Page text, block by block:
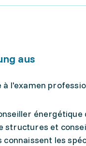
aus
l'examen
structures et
connaissent les